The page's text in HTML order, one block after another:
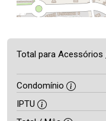
Total para Acessórios
Condomínio
IPTU